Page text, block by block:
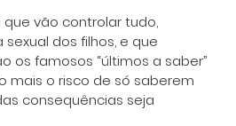
vão controlar tudo,
sexual dos filhos, e que
os famosos “últimos a saber”
mais o risco de só saberem
consequências seja